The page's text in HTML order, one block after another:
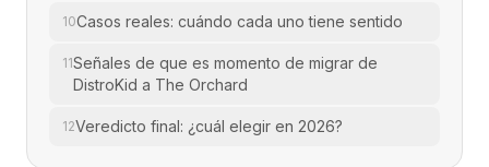
10Casos reales: cuándo cada uno tiene sentido
11Señales de que es momento de migrar de
DistroKid a The Orchard
12Veredicto final: ¿cuál elegir en 2026?